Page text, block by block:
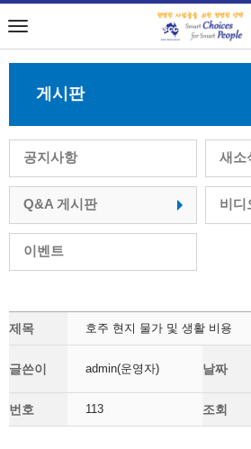
게시판
공지사항 새소
Q&A 게시판 비디
이벤트
제목 호주 현지 물가 및 생활 비용
글쓴이 admin(운영자) 날짜
번호 113 조회